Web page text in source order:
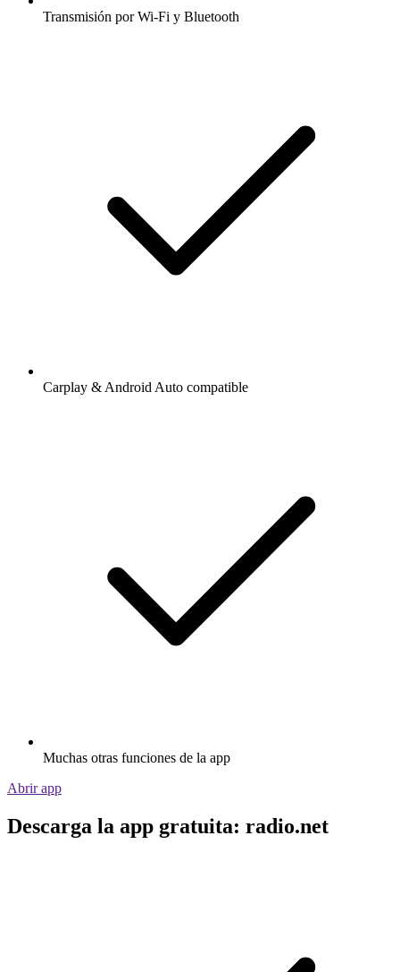
Transmisión por Wi-Fi y Bluetooth
Carplay & Android Auto compatible
Muchas otras funciones de la app
Abrir app
Descarga la app gratuita: radio.net